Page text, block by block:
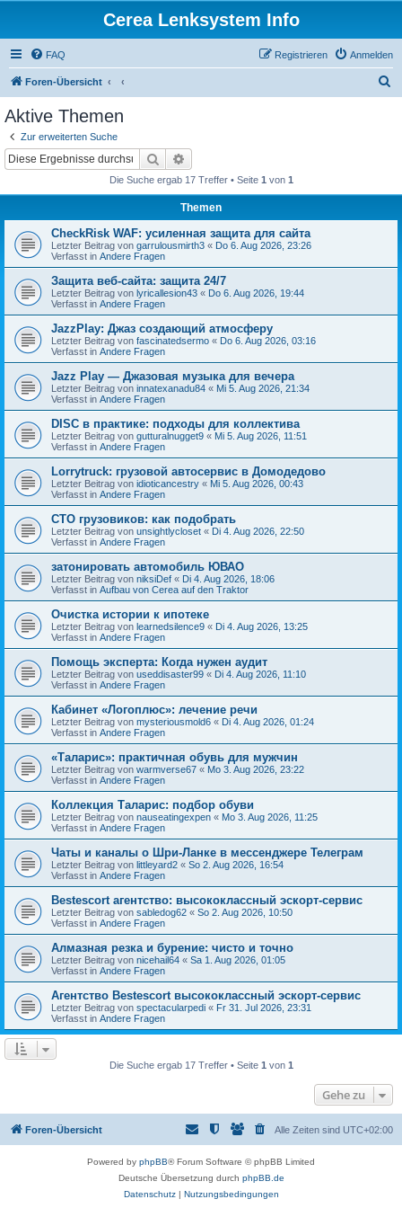
Cerea Lenksystem Info
FAQ Anmelden
Registrieren
Foren-Übersicht
Aktive Themen
Zur erweiterten Suche
Suche
Die Suche ergab 17 Treffer • Seite 1 von 1
Themen
CheckRisk WAF: усиленная защита для сайта
Letzter Beitrag von garrulousmirth3 « Do 6. Aug 2026, 23:26
Verfasst in Andere Fragen
Защита веб-сайта: защита 24/7
Letzter Beitrag von lyricallesion43 « Do 6. Aug 2026, 19:44
Verfasst in Andere Fragen
JazzPlay: Джаз создающий атмосферу
Letzter Beitrag von fascinatedsermo « Do 6. Aug 2026, 03:16
Verfasst in Andere Fragen
Jazz Play — Джазовая музыка для вечера
Letzter Beitrag von innatexanadu84 « Mi 5. Aug 2026, 21:34
Verfasst in Andere Fragen
DISC в практике: подходы для коллектива
Letzter Beitrag von gutturalnugget9 « Mi 5. Aug 2026, 11:51
Verfasst in Andere Fragen
Lorrytruck: грузовой автосервис в Домодедово
Letzter Beitrag von idioticancestry « Mi 5. Aug 2026, 00:43
Verfasst in Andere Fragen
СТО грузовиков: как подобрать
Letzter Beitrag von unsightlycloset « Di 4. Aug 2026, 22:50
Verfasst in Andere Fragen
затонировать автомобиль ЮВАО
Letzter Beitrag von niksiDef « Di 4. Aug 2026, 18:06
Verfasst in Aufbau von Cerea auf den Traktor
Очистка истории к ипотеке
Letzter Beitrag von learnedsilence9 « Di 4. Aug 2026, 13:25
Verfasst in Andere Fragen
Помощь эксперта: Когда нужен аудит
Letzter Beitrag von useddisaster99 « Di 4. Aug 2026, 11:10
Verfasst in Andere Fragen
Кабинет «Логоплюс»: лечение речи
Letzter Beitrag von mysteriousmold6 « Di 4. Aug 2026, 01:24
Verfasst in Andere Fragen
«Таларис»: практичная обувь для мужчин
Letzter Beitrag von warmverse67 « Mo 3. Aug 2026, 23:22
Verfasst in Andere Fragen
Коллекция Таларис: подбор обуви
Letzter Beitrag von nauseatingexpen « Mo 3. Aug 2026, 11:25
Verfasst in Andere Fragen
Чаты и каналы о Шри-Ланке в мессенджере Телеграм
Letzter Beitrag von littleyard2 « So 2. Aug 2026, 16:54
Verfasst in Andere Fragen
Bestescort агентство: высококлассный эскорт-сервис
Letzter Beitrag von sabledog62 « So 2. Aug 2026, 10:50
Verfasst in Andere Fragen
Алмазная резка и бурение: чисто и точно
Letzter Beitrag von nicehail64 « Sa 1. Aug 2026, 01:05
Verfasst in Andere Fragen
Агентство Bestescort высококлассный эскорт-сервис
Letzter Beitrag von spectacularpedi « Fr 31. Jul 2026, 23:31
Verfasst in Andere Fragen
Die Suche ergab 17 Treffer • Seite 1 von 1
Gehe zu
Foren-Übersicht Alle Zeiten sind UTC+02:00
Powered by phpBB® Forum Software © phpBB Limited
Deutsche Übersetzung durch phpBB.de
Datenschutz| Nutzungsbedingungen